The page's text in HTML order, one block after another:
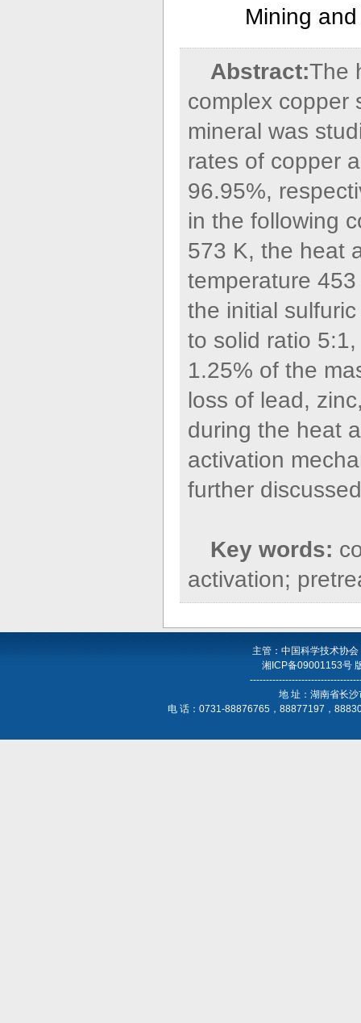
Mining
Abstract:The
complex copper
mineral was
rates of copper
96.95%,
in the following
573 K, the heat
temperature
the initial
to solid ratio
1.25% of the
loss of lead,
during the heat
activation
further
Key words:
activation;
主管：中国科学技术协
湘ICP备09001153号
地 址：湖南省长
电 话：0731-88876765，88877197，